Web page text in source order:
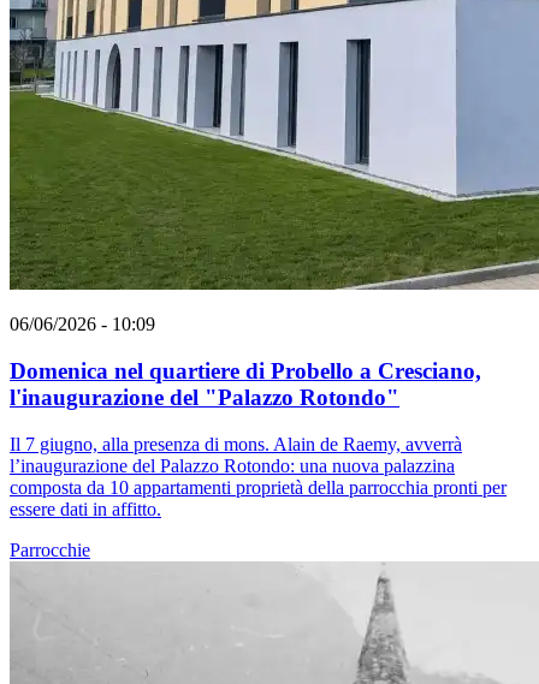
06/06/2026 - 10:09
Domenica nel quartiere di Probello a Cresciano,
l'inaugurazione del "Palazzo Rotondo"
Il 7 giugno, alla presenza di mons. Alain de Raemy, avverrà
l’inaugurazione del Palazzo Rotondo: una nuova palazzina
composta da 10 appartamenti proprietà della parrocchia pronti per
essere dati in affitto.
Parrocchie